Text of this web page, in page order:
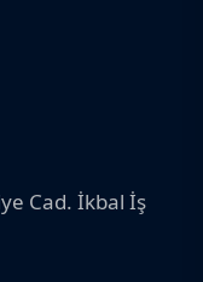
Cad. İkbal İş